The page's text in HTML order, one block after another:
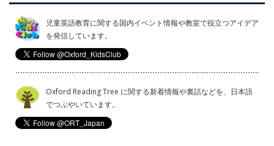
児童英語教育に関する国内イベント情報や教室で役立つアイデア
を発信しています。
Oxford Reading Tree に関する新着情報や裏話などを、日本語
でつぶやいています。